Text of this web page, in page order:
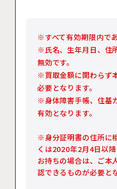
※すべて有効期限内で
※氏名、生年月日、住
無効です。
※買取金額に関わらず
必要となります。
※身体障害手帳、住基
有効となります。
※身分証明書の住所に
くは2020年2月4日以
お持ちの場合は、ご本
認できるものが必要と